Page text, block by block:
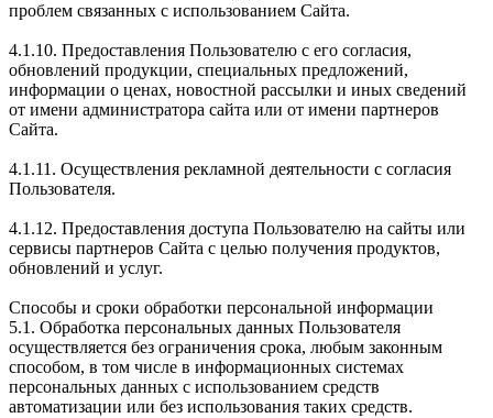
проблем связанных с использованием Сайта.
4.1.10. Предоставления Пользователю с его согласия,
обновлений продукции, специальных предложений,
информации о ценах, новостной рассылки и иных сведений
от имени администратора сайта или от имени партнеров
Сайта.
4.1.11. Осуществления рекламной деятельности с согласия
Пользователя.
4.1.12. Предоставления доступа Пользователю на сайты или
сервисы партнеров Сайта с целью получения продуктов,
обновлений и услуг.
Способы и сроки обработки персональной информации
5.1. Обработка персональных данных Пользователя
осуществляется без ограничения срока, любым законным
способом, в том числе в информационных системах
персональных данных с использованием средств
автоматизации или без использования таких средств.